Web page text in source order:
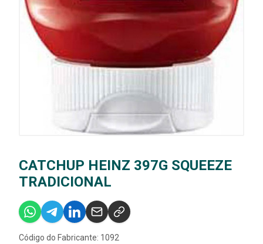
CATCHUP HEINZ 397G SQUEEZE
TRADICIONAL
Código do Fabricante: 1092